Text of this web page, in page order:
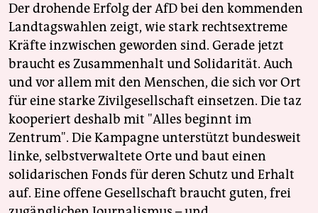
Der drohende Erfolg der AfD bei den kommenden
Landtagswahlen zeigt, wie stark rechtsextreme
Kräfte inzwischen geworden sind. Gerade jetzt
braucht es Zusammenhalt und Solidarität. Auch
und vor allem mit den Menschen, die sich vor Ort
für eine starke Zivilgesellschaft einsetzen. Die taz
kooperiert deshalb mit "Alles beginnt im
Zentrum". Die Kampagne unterstützt bundesweit
linke, selbstverwaltete Orte und baut einen
solidarischen Fonds für deren Schutz und Erhalt
auf. Eine offene Gesellschaft braucht guten, frei